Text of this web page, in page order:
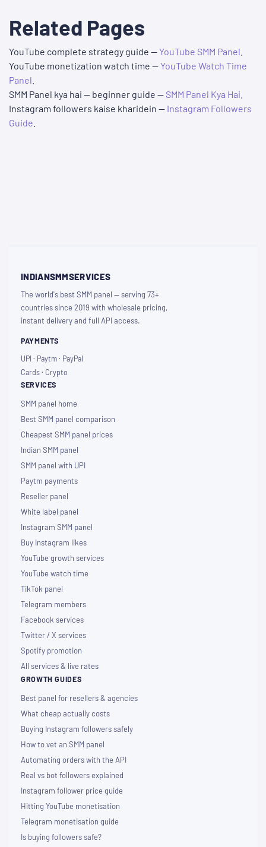
Related Pages
YouTube complete strategy guide —YouTube SMM Panel
YouTube monetization watch time —YouTube Watch Time
Panel
SMM Panel kya hai — beginner guide — SMM Panel Kya Hai
Instagram followers kaise kharidein — Instagram Followers
Guide
INDIANSMMSERVICES
The world's best SMM panel — serving 73+
countries since 2019 with wholesale pricing,
instant delivery and full API access.
PAYMENTS
UPI · Paytm · PayPal
Cards · Crypto
SERVICES
SMM panel home
Best SMM panel comparison
Cheapest SMM panel prices
Indian SMM panel
SMM panel with UPI
Paytm payments
Reseller panel
White label panel
Instagram SMM panel
Buy Instagram likes
YouTube growth services
YouTube watch time
TikTok panel
Telegram members
Facebook services
Twitter / X services
Spotify promotion
All services & live rates
GROWTH GUIDES
Best panel for resellers & agencies
What cheap actually costs
Buying Instagram followers safely
How to vet an SMM panel
Automating orders with the API
Real vs bot followers explained
Instagram follower price guide
Hitting YouTube monetisation
Telegram monetisation guide
Is buying followers safe?